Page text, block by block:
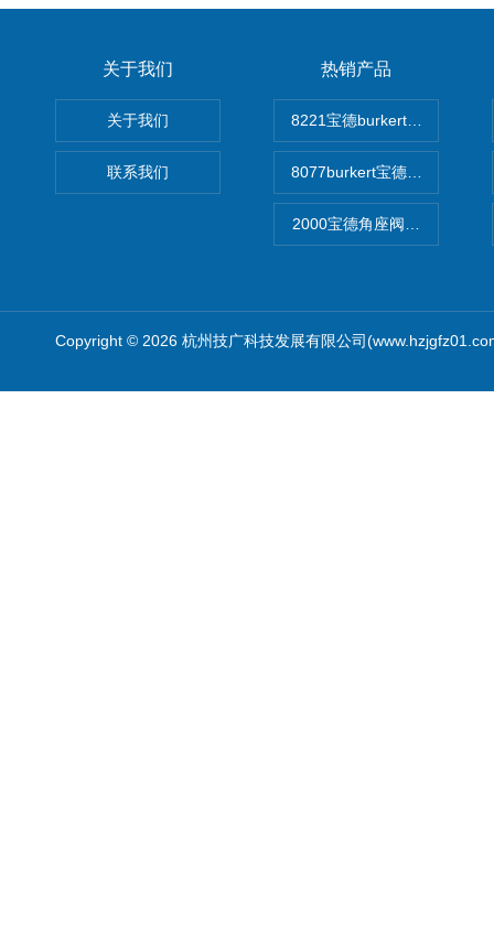
关于我们
关于我们
联系我们
热销产品
8221宝德burkert电导率探头
8077burkert宝德椭圆齿轮脉
2000宝德角座阀德国宝帝
Copyright © 2026 杭州技广科技发展有限公司